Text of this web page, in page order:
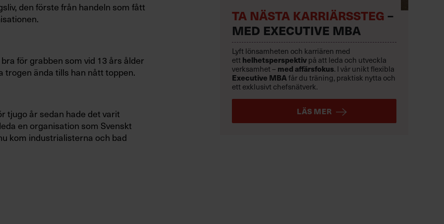
den förste från handeln som fått
för grabben som vid 13 års ålder
trogen ända tills han nått toppen.
tjugo år sedan hade det varit
en organisation som Svenskt
kom industrialisterna och bad
TA NÄSTA KARRIÄRSSTEG –
MED EXECUTIVE MBA
Lyft lönsamheten och karriären med
ett helhetsperspektiv på att leda och utveckla
verksamhet – med affärsfokus. I vår unikt flexibla
Executive MBA får du träning, praktisk nytta och
ett exklusivt chefsnätverk.
LÄS MER